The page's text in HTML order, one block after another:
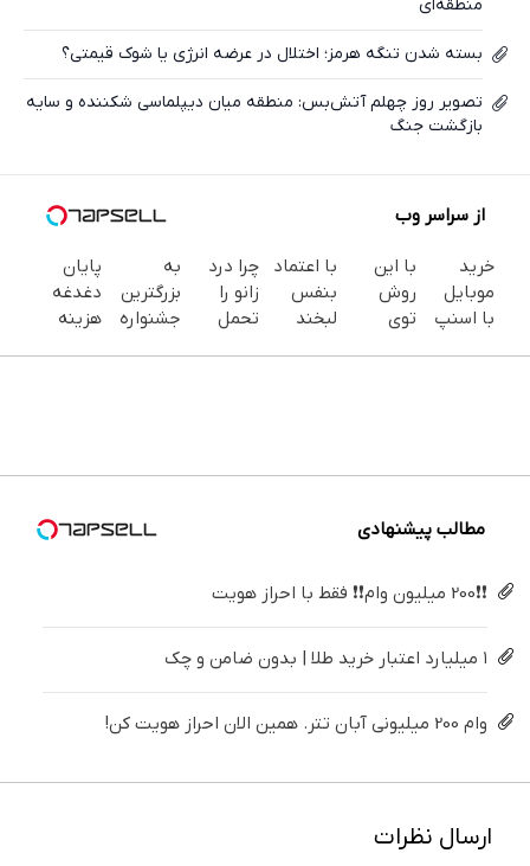
منطقه‌ای
بسته شدن تنگه هرمز؛ اختلال در عرضه انرژی یا شوک قیمتی؟
تصویر روز چهلم آتش‌بس: منطقه میان دیپلماسی شکننده و سایه
بازگشت جنگ
از سراسر وب
خرید
موبایل
با اسنپ
با این
روش
توی
با اعتماد
بنفس
لبخند
چرا درد
زانو را
تحمل
کن
به
بزرگترین
جشنواره
پایان
دغدغه
هزینه
کننده
مطالب پیشنهادی
❗❗200 میلیون وام❗❗ فقط با احراز هویت
۱ میلیارد اعتبار خرید طلا | بدون ضامن و چک
وام 200 میلیونی آبان تتر. همین الان احراز هویت کن!
ارسال نظرات